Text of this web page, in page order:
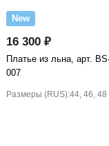
New
16 300 ₽
Платье из льна, арт.
007
Размеры (RUS):44, 46, 48